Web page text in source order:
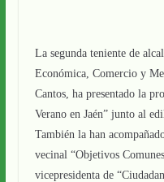
La segunda teniente de
Económica, Comercio y
Cantos, ha presentado la
Verano en Jaén” junto al
También la han
vecinal “Objetivos
vicepresidenta de